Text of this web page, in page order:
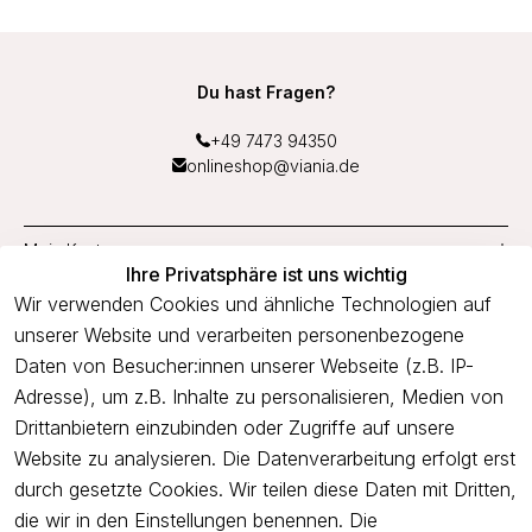
Ihre Privatsphäre ist uns wichtig
Wir verwenden Cookies und ähnliche Technologien auf
unserer Website und verarbeiten personenbezogene
Daten von Besucher:innen unserer Webseite (z.B. IP-
Adresse), um z.B. Inhalte zu personalisieren, Medien von
Drittanbietern einzubinden oder Zugriffe auf unsere
Website zu analysieren. Die Datenverarbeitung erfolgt erst
durch gesetzte Cookies. Wir teilen diese Daten mit Dritten,
die wir in den Einstellungen benennen. Die
Du hast Fragen?
+49 7473 94350
onlineshop@viania.de
Mein Konto
Service
Unternehmen
Newsletter
Freue dich über 5€ Rabatt bei deiner nächsten Bestellung und
profitiere von Angeboten.